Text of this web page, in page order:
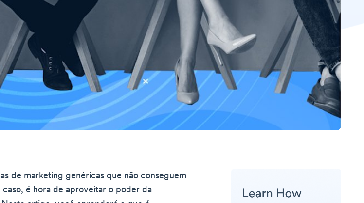
de marketing genéricas que não conseguem
é hora de aproveitar o poder da